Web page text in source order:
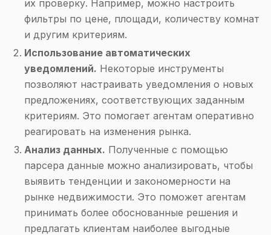
их проверку. Например, можно настроить
фильтры по цене, площади, количеству комнат
и другим критериям.
Использование автоматических
уведомлений. Некоторые инструменты
позволяют настраивать уведомления о новых
предложениях, соответствующих заданным
критериям. Это помогает агентам оперативно
реагировать на изменения рынка.
Анализ данных. Полученные с помощью
парсера данные можно анализировать, чтобы
выявить тенденции и закономерности на
рынке недвижимости. Это поможет агентам
принимать более обоснованные решения и
предлагать клиентам наиболее выгодные